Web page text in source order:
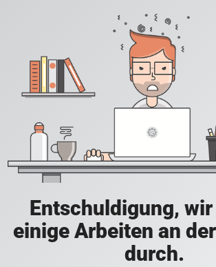
Entschuldigung,
einige Arbeiten an
durch.